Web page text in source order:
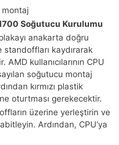
montaj
Soğutucu Kurulumu
anakarta doğru
standoffları kaydırarak
kullanıcılarının CPU
soğutucu montaj
kırmızı plastik
oturtması gerekecektir.
üzerine yerleştirin ve
Ardından, CPU’ya